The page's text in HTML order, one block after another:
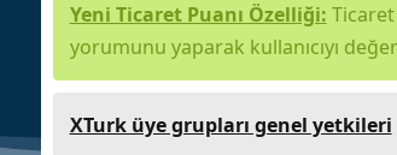
Yeni Ticaret Puanı Özelliği:
yorumunu yaparak kullanıcıyı
XTurk üye grupları genel yetkileri